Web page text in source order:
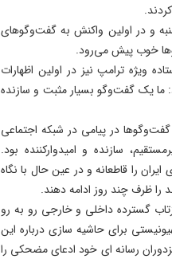
و در اولین واکنش به گفت‌وگوهای
خوب پیش می‌رود.
ویژه ترامپ نیز در اولین اظهارات
ما یک گفت‌وگو بسیار مثبت و سازنده
در پیامی در شبکه اجتماعی
سازنده و امیدوارکننده بود.
را قاطعانه و در عین حال با نگاه
گسترده داخلی و خارجی رو به رو
برای حاشیه سازی درباره این
رسانه ای خود ادعای مضحکی را